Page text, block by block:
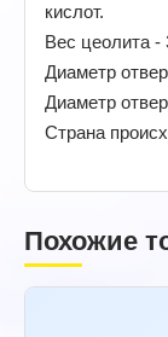
кислот.
Вес цеолита -
Диаметр
Диаметр
Страна
Похожие